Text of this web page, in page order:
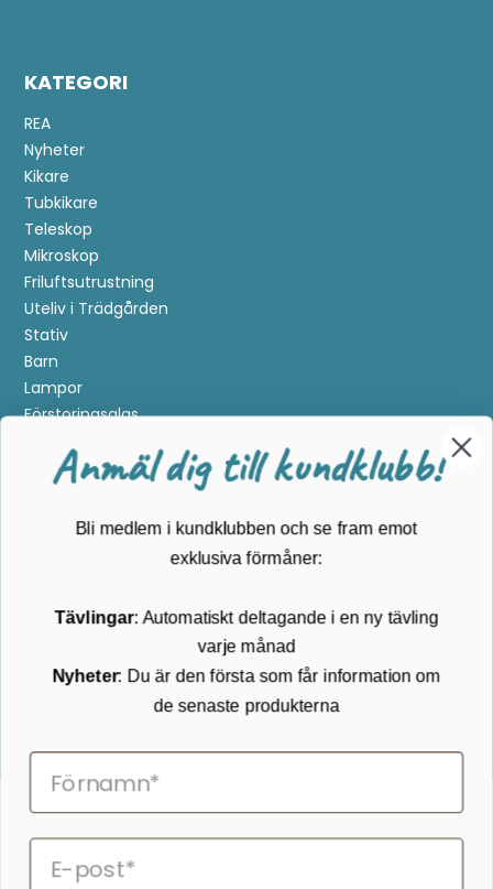
KATEGORI
REA
Nyheter
Kikare
Tubkikare
Teleskop
Mikroskop
Friluftsutrustning
Uteliv i Trädgården
Stativ
Barn
Lampor
Förstoringsglas
Guider
Köpvillkor
Cookies
Prenumerera på vårt nyhetsbrev
Följ oss på Facebook
Anmäl dig till kundklubb!
Bli medlem i kundklubben och se fram emot
exklusiva förmåner:
Tävlingar: Automatiskt deltagande i en ny tävling
varje månad
Nyheter: Du är den första som får information om
de senaste produkterna